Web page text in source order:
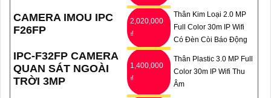
CAMERA IMOU IPC
F26FP
2,020,000
₫
Thân Kim Loại 2.0 MP
Full Color 30m IP Wifi
Có Đèn Còi Báo Động
IPC-F32FP CAMERA
QUAN SÁT NGOÀI
TRỜI 3MP
1,400,000
₫
Thân Plastic 3.0 MP Full
Color 30m IP Wifi Thu
Âm